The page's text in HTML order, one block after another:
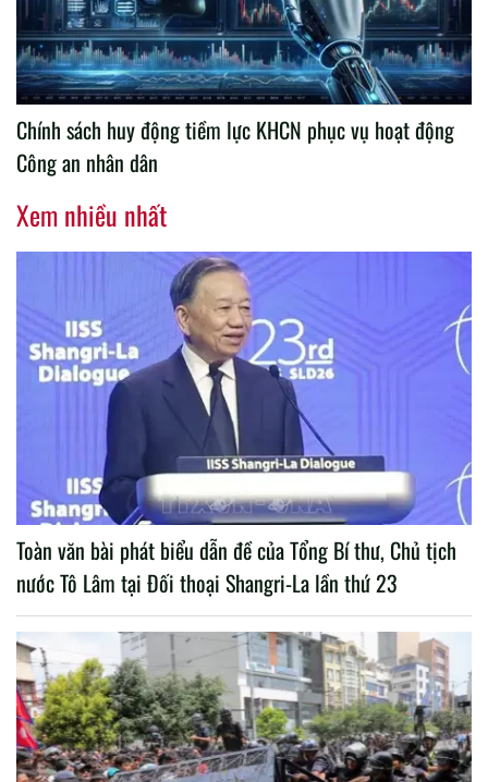
Chính sách huy động tiềm lực KHCN phục vụ hoạt động
Công an nhân dân
Xem nhiều nhất
Toàn văn bài phát biểu dẫn đề của Tổng Bí thư, Chủ tịch
nước Tô Lâm tại Đối thoại Shangri-La lần thứ 23